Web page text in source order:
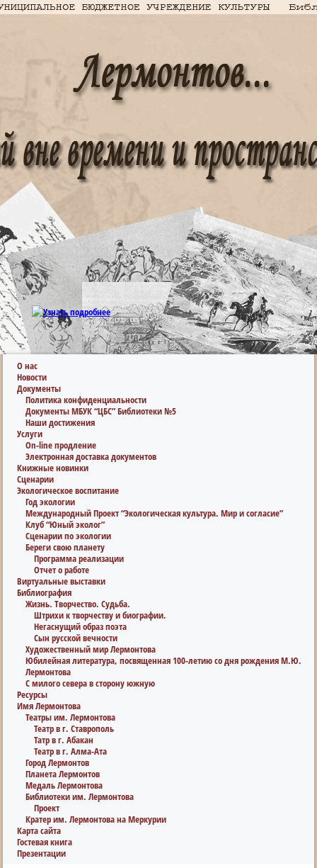
О нас
Новости
Документы
Политика конфиденциальности
Документы МБУК “ЦБС” Библиотеки №5
Наши достижения
Услуги
On-line продление
Электронная доставка документов
Книжные новинки
Сценарии
Экологическое воспитание
Год экологии
Международный Проект “Экологическая культура. Мир и согласие”
Клуб “Юный эколог”
Сценарии по экологии
Береги свою планету
Программа реализации
Отчет о работе
Виртуальные выставки
Библиография
Жизнь. Творчество. Судьба.
Штрихи к творчеству и биографии.
Негаснущий образ поэта
Сын русской вечности
Художественный мир Лермонтова
Юбилейная литература, посвященная 100-летию со дня рождения М.Ю.
Лермонтова
С милого севера в сторону южную
Ресурсы
Имя Лермонтова
Театры им. Лермонтова
Театр в г. Ставрополь
Татр в г. Абакан
Театр в г. Алма-Ата
Город Лермонтов
Планета Лермонтов
Медаль Лермонтова
Библиотеки им. Лермонтова
Проект
Кратер им. Лермонтова на Меркурии
Карта сайта
Гостевая книга
Презентации